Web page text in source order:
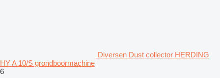
Diversen Dust collector HERDING
HY A 10/S grondboormachine
6